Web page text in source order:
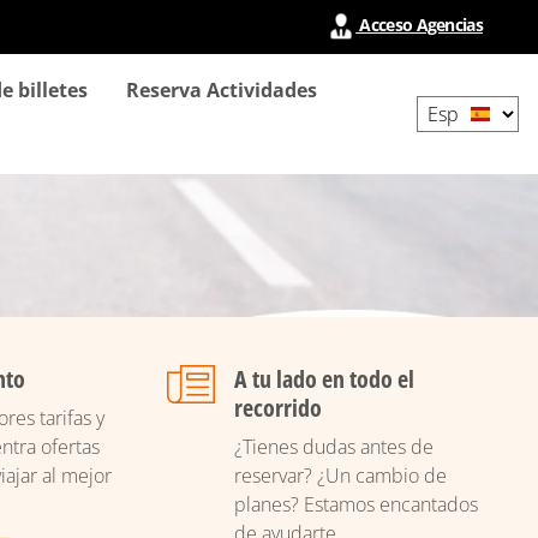
Acceso Agencias
billetes
Reserva Actividades
your
tarifas y
ofertas
al mejor
A tu lado en todo el
recorrido
¿Tienes dudas antes de
reservar? ¿Un cambio de
planes? Estamos encantados